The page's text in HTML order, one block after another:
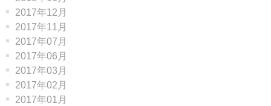
2017年12月
2017年11月
2017年07月
2017年06月
2017年03月
2017年02月
2017年01月